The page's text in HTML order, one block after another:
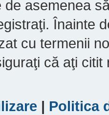
de asemenea
Înainte
cu termenii
că aţi
| Politica